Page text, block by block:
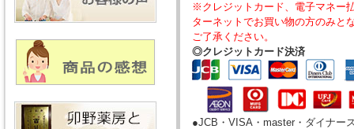
※クレジットカード、電子マネー
ターネットでお買い物の方のみと
ご了承ください。
◎クレジットカード決済
●JCB・VISA・master・ダイナー